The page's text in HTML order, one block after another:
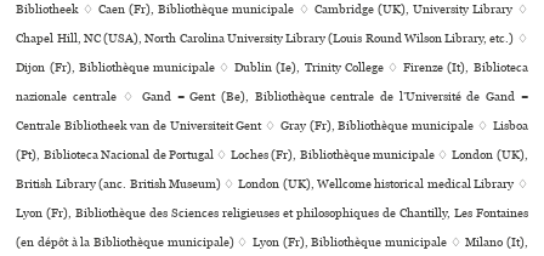
Bibliotheek ♢ Caen (Fr), Bibliothèque muni­ci­pale ♢ Cambridge (UK), University Library ♢
Chapel Hill, NC (USA), North Carolina University Library (Louis Round Wilson Library, etc.) ♢
Dijon (Fr), Bibliothèque muni­ci­pale ♢ Dublin (Ie), Trinity College ♢ Firenze (It), Biblioteca
nazio­nale cen­trale ♢ Gand = Gent (Be), Bibliothèque centrale de l’Université de Gand =
Centrale Bibliotheek van de Universiteit Gent ♢ Gray (Fr), Bibliothèque muni­ci­pale ♢ Lisboa
(Pt), Biblioteca Nacional de Portugal ♢ Loches (Fr), Bibliothèque muni­ci­pale ♢ London (UK),
British Library (anc. British Museum) ♢ London (UK), Wellcome his­to­ri­cal medi­cal Library ♢
Lyon (Fr), Bibliothèque des Sciences reli­gieu­ses et phi­lo­so­phi­ques de Chantilly, Les Fontaines
(en dépôt à la Bibliothèque muni­ci­pale) ♢ Lyon (Fr), Bibliothèque muni­ci­pale ♢ Milano (It),